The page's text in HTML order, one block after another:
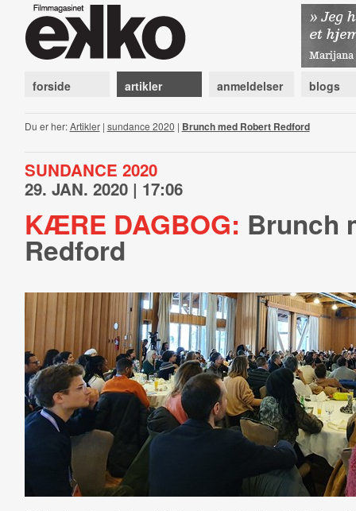
forside artikler anmeldelser blogs
Du er her:Artikler| sundance 2020 | Brunch med Robert Redford
SUNDANCE 2020
29. JAN. 2020 | 17:06
KÆRE DAGBOG: Brunch
Redford